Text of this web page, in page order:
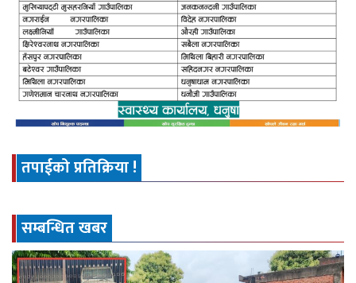
तपाईको प्रतिक्रिया !
सम्बन्धित खबर